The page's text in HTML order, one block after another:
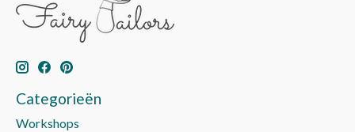
Categorieën
Workshops